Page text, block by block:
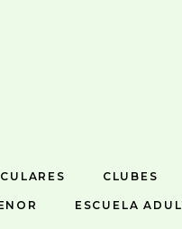
CLUBES
ESCUELA